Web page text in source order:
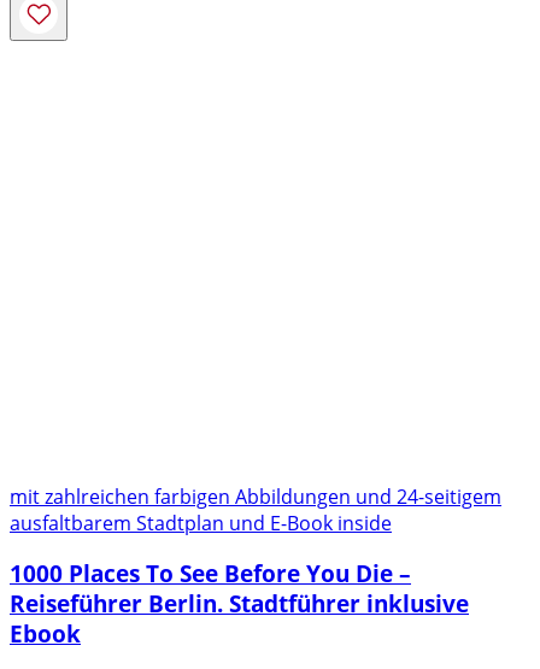
mit zahlreichen farbigen Abbildungen und 24-seitigem
ausfaltbarem Stadtplan und E-Book inside
1000 Places To See Before You Die –
Reiseführer Berlin. Stadtführer inklusive
Ebook